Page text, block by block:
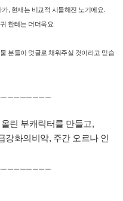
, 현재는 비교적 시들해진 노기에요.
한테는 더더욱요.
분들이 덧글로 채워주실 것이라고 믿습
ㅡㅡㅡㅡㅡㅡㅡ
린 부캐릭터를 만들고,
강화의비약, 주간 오르나 인
ㅡㅡㅡㅡㅡㅡㅡ